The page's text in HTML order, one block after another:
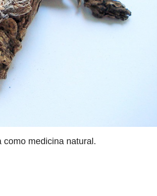
medicina natural.